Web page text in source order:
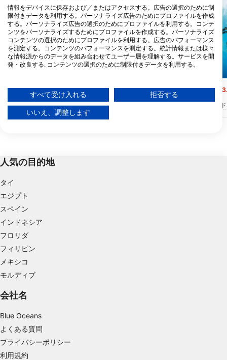
Keuka Lake(★4.3)
キューカ湖はニューヨークのフィンガーレ
イクの一つです。フィンガーレイクの底に
は、18世紀のガラス瓶から古い宝石、古い
化石まで、いつも何かを発見することがで
Sevey’s Marina
セベイズ・マリーナは
ーキング・ボートヤー
イビングをする際は礼
い。車を移動させる必
ているかのように魚が
人気の目的地
タイ
エジプト
スペイン
インドネシア
フロリダ
フィリピン
メキシコ
モルディブ
会社名
Blue Oceans
よくある質問
プライバシーポリシー
利用規約
情報をデバイスに保存および／またはアクセスする。広告の選択のために制
限付きデータを利用する。パーソナライズ広告のためにプロファイルを作成
する。パーソナライズ広告の選択のためにプロファイルを利用する。コンテ
ンツをパーソナライズするためにプロファイルを作成する。パーソナライズ
コンテンツの選択のためにプロファイルを利用する。広告のパフォーマンス
を測定する。コンテンツのパフォーマンスを測定する。統計情報または様々
な情報源からのデータを組み合わせてユーザー層を理解する。サービスを開
発・改良する. コンテンツの選択のために制限付きデータを利用する。
データは欧州連合外で共有され、米国に送信される場合があります。
お客様の同意とcookieポリシーは、この Web サイト/アプリにのみ適用され
情報をデバイスに保存および／またはアクセス
広告の選択のために制限付きデータを利用する
パーソナライズ広告のためにプロファイルを作
成する
パーソナライズ広告の選択のためにプロファイ
ルを利用する
コンテンツをパーソナライズするためにプロフ
ファイルを利用する
広告のパフォーマンスを測定する
コンテンツのパフォーマンスを測定する
すべて受け入れる 拒否する
いいえ、調整します